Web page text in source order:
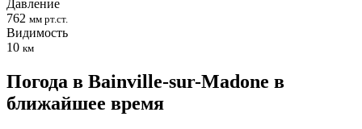
Давление
762 мм рт.ст.
Видимость
10 км
Погода в Bainville-sur-Madonе в
ближайшее время